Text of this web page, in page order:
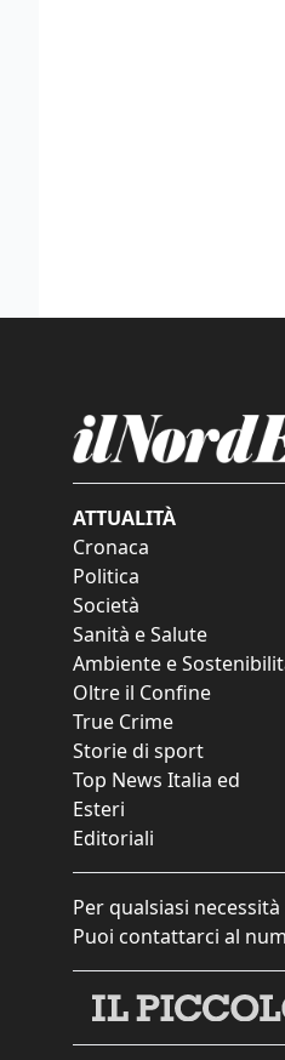
ATTUALITÀ
Cronaca
Politica
Società
Sanità e Salute
Ambiente e
Oltre il Confine
True Crime
Storie di sport
Top News Italia ed
Esteri
Editoriali
Per qualsiasi
Puoi contattarci al